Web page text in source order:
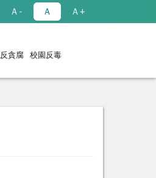
Ａ- Ａ Ａ+
反貪腐
校園反毒